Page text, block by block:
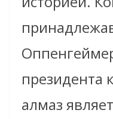
президента
алмаз